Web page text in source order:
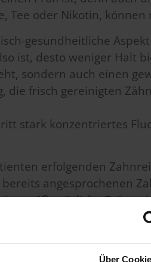
Über
Tee oder Nikotin,
gesundheitliche
ist, desto weniger Halt
sondern auch einen
frisch gereinigten
stark konzentriertes
erfolgenden
angesprochenen
größtmögliche
noch als wir selber
hilft auf diese Art und
Ersatz für die tägliche